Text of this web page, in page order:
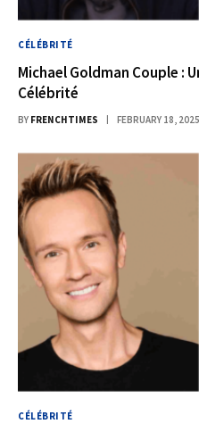
CÉLÉBRITÉ
Michael Goldman Couple :
Célébrité
BY FRENCHTIMES FEBRUARY 18, 2025
CÉLÉBRITÉ